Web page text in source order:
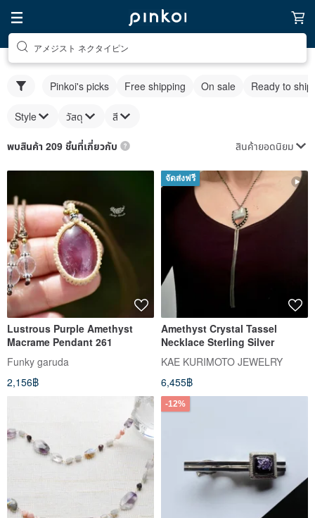
アメジスト ネクタイピン
Pinkoi's picks Free shipping On sale Ready to ship
Style วัสดุ สี
พบสินค้า 209 ชิ้นที่เกี่ยวกับ สินค้ายอดนิยม
Lustrous Purple Amethyst
Macrame Pendant 261
Funky garuda
2,156฿
จัดส่งฟรี
Amethyst Crystal Tassel
Necklace Sterling Silver
KAE KURIMOTO JEWELRY
6,455฿
-12%